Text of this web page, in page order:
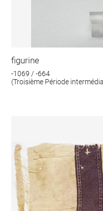
figurine
-1069 / -664
(Troisième Période